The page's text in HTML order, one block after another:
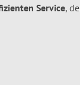
Service,